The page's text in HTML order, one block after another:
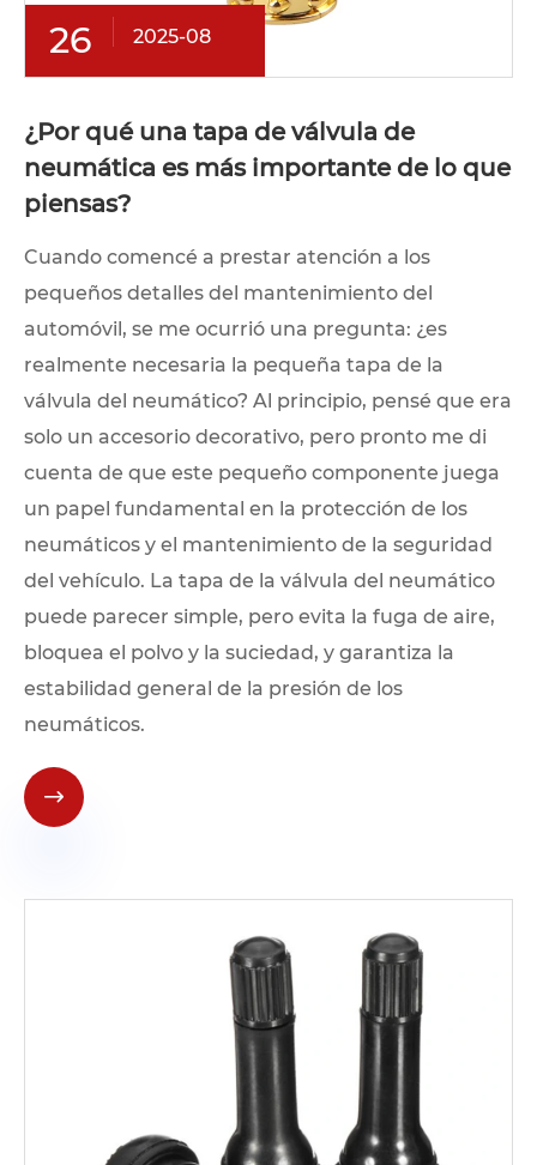
26 2025-08
¿Por qué una tapa de válvula de
neumática es más importante de lo que
piensas?
Cuando comencé a prestar atención a los
pequeños detalles del mantenimiento del
automóvil, se me ocurrió una pregunta: ¿es
realmente necesaria la pequeña tapa de la
válvula del neumático? Al principio, pensé que era
solo un accesorio decorativo, pero pronto me di
cuenta de que este pequeño componente juega
un papel fundamental en la protección de los
neumáticos y el mantenimiento de la seguridad
del vehículo. La tapa de la válvula del neumático
puede parecer simple, pero evita la fuga de aire,
bloquea el polvo y la suciedad, y garantiza la
estabilidad general de la presión de los
neumáticos.
